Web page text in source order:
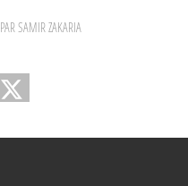
PAR SAMIR ZAKARIA